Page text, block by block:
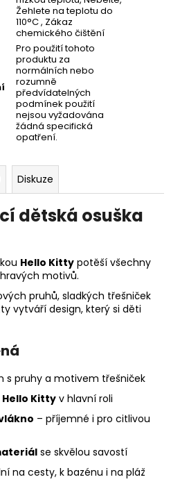
Žehlete na teplotu do
110°C , Zákaz
chemického čištění
Pro použití tohoto
produktu za
normálních nebo
rozumně
předvídatelných
podmínek použití
nejsou vyžadována
žádná specifická
opatření.
Diskuze
dětská osuška
Hello Kitty potěší všechny
motivů.
pruhů, sladkých třešniček
vytváří design, který si děti
s pruhy a motivem třešniček
Hello Kitty v hlavní roli
– příjemné i pro citlivou
se skvělou savostí
na cesty, k bazénu i na pláž